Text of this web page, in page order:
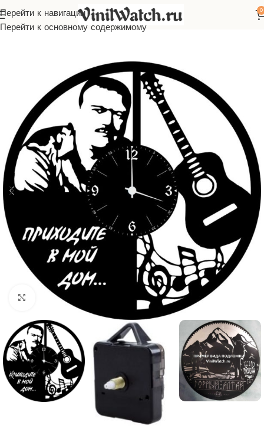
Перейти к навигации
Перейти к основному содержимому
0
Главная Часы из виниловой пластинки Русская музыка
Нажмите, чтобы увеличить